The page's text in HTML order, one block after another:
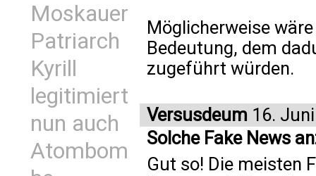
Moskauer
Patriarch
Kyrill
legitimiert
nun auch
Atombom
Möglicherweise
Bedeutung, dem
zugeführt würden.
Versusdeum 16.
Solche Fake News
Gut so! Die meisten